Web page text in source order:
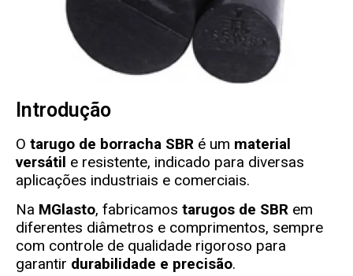
Introdução
O tarugo de borracha SBR é um material
versátil e resistente, indicado para diversas
aplicações industriais e comerciais.
Na MGlasto, fabricamos tarugos de SBR em
diferentes diâmetros e comprimentos, sempre
com controle de qualidade rigoroso para
garantir durabilidade e precisão.